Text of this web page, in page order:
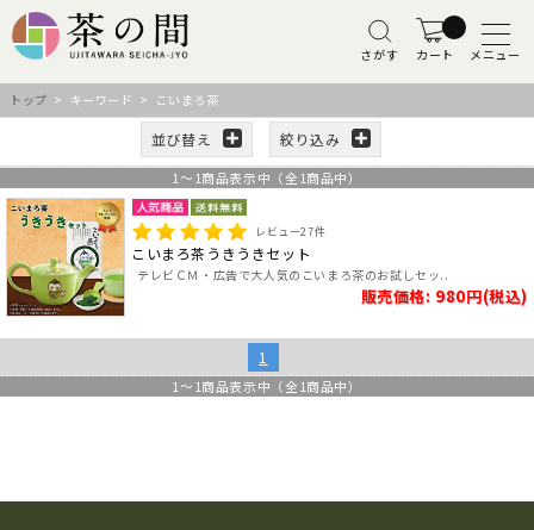
さがす カート メニュー
トップ > キーワード > こいまろ茶
並び替え 絞り込み
1 ～ 1商品表示中（全 1商品中）
レビュー27件
こいまろ茶うきうきセット
テレビＣＭ・広告で大人気のこいまろ茶のお試しセッ..
販売価格: 980円(税込)
1
1 ～ 1商品表示中（全 1商品中）